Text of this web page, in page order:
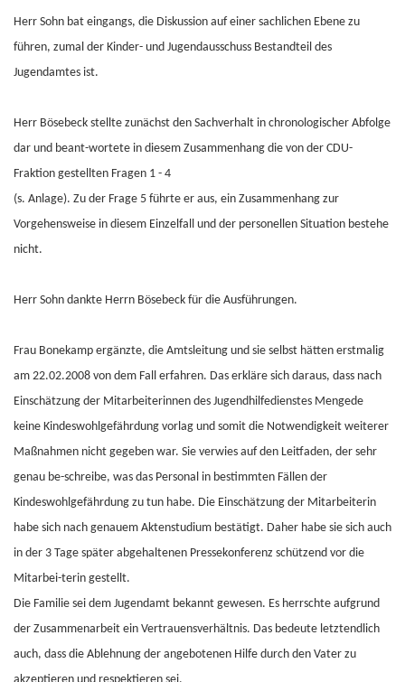
Herr Sohn bat eingangs, die Diskussion auf einer sachlichen Ebene zu
führen, zumal der Kinder- und Jugendausschuss Bestandteil des
Jugendamtes ist.
Herr Bösebeck stellte zunächst den Sachverhalt in chronologischer Abfolge
dar und beant-wortete in diesem Zusammenhang die von der CDU-
Fraktion gestellten Fragen 1 - 4
(s. Anlage). Zu der Frage 5 führte er aus, ein Zusammenhang zur
Vorgehensweise in diesem Einzelfall und der personellen Situation bestehe
nicht.
Herr Sohn dankte Herrn Bösebeck für die Ausführungen.
Frau Bonekamp ergänzte, die Amtsleitung und sie selbst hätten erstmalig
am 22.02.2008 von dem Fall erfahren. Das erkläre sich daraus, dass nach
Einschätzung der Mitarbeiterinnen des Jugendhilfedienstes Mengede
keine Kindeswohlgefährdung vorlag und somit die Notwendigkeit weiterer
Maßnahmen nicht gegeben war. Sie verwies auf den Leitfaden, der sehr
genau be-schreibe, was das Personal in bestimmten Fällen der
Kindeswohlgefährdung zu tun habe. Die Einschätzung der Mitarbeiterin
habe sich nach genauem Aktenstudium bestätigt. Daher habe sie sich auch
in der 3 Tage später abgehaltenen Pressekonferenz schützend vor die
Mitarbei-terin gestellt.
Die Familie sei dem Jugendamt bekannt gewesen. Es herrschte aufgrund
der Zusammenarbeit ein Vertrauensverhältnis. Das bedeute letztendlich
auch, dass die Ablehnung der angebotenen Hilfe durch den Vater zu